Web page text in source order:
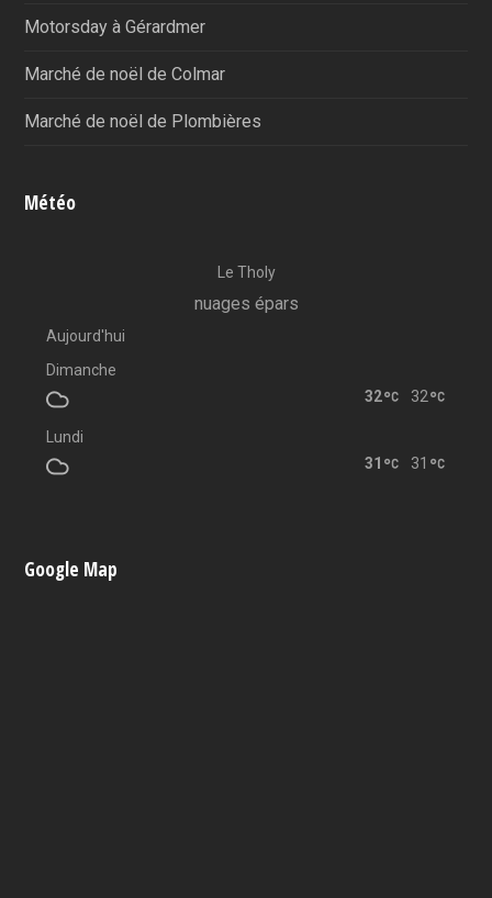
Motorsday à Gérardmer
Marché de noël de Colmar
Marché de noël de Plombières
Météo
Le Tholy
nuages épars
Aujourd'hui
Dimanche
32
32
Lundi
31
31
Google Map